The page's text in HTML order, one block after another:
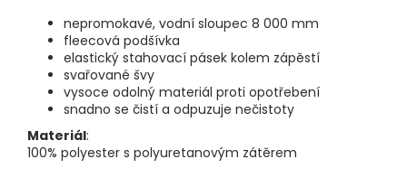
nepromokavé, vodní sloupec 8 000 mm
fleecová podšívka
elastický stahovací pásek kolem zápěstí
svařované švy
vysoce odolný materiál proti opotřebení
snadno se čistí a odpuzuje nečistoty
Materiál:
100% polyester s polyuretanovým zátěrem